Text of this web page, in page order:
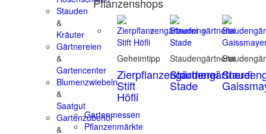
Stauden
&
Kräuter
Gärtnereien
&
Gartencenter
Blumenzwiebeln
&
Saatgut
Gartenzubehör
&
Pflanzenshops
Geheimtipp
Zierpflanzengärtnerei
Stift
Höfli
Staudengärtnerei
Staudengärtnerei
Stade
Gartenmessen
Pflanzenmärkte